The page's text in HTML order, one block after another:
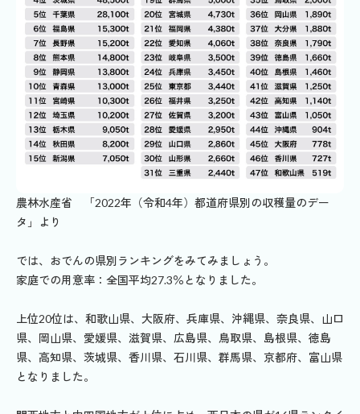
農林水産省 「2022年（令和4年）都道府県別の収穫量のデー
タ」より
では、おでんの県別ランキングをみてみましょう。
家庭での用意率：全国平均27.3％となりました。
上位20位は、和歌山県、大阪府、兵庫県、沖縄県、奈良県、山口
県、岡山県、愛媛県、滋賀県、広島県、鳥取県、島根県、徳島
県、高知県、茨城県、香川県、石川県、群馬県、京都府、富山県
となりました。